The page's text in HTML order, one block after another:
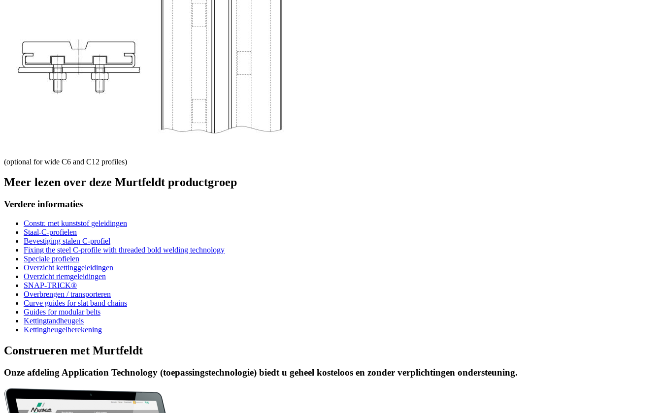
(optional for wide C6 and C12 profiles)
Meer lezen over deze Murtfeldt productgroep
Verdere informaties
Constr. met kunststof geleidingen
Staal-C-profielen
Bevestiging stalen C-profiel
Fixing the steel C-profile with threaded bold welding technology
Speciale profielen
Overzicht kettinggeleidingen
Overzicht riemgeleidingen
SNAP-TRICK®
Overbrengen / transporteren
Curve guides for slat band chains
Guides for modular belts
Kettingtandheugels
Kettingheugelberekening
Construeren met Murtfeldt
Onze afdeling Application Technology (toepassingstechnologie) biedt u geheel kosteloos en zonder verplichtingen ondersteuning.